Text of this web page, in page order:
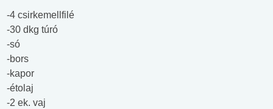
-4 csirkemellfilé
-30 dkg túró
-só
-bors
-kapor
-étolaj
-2 ek. vaj